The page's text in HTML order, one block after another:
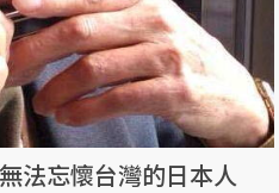
法忘懷台灣的日本人